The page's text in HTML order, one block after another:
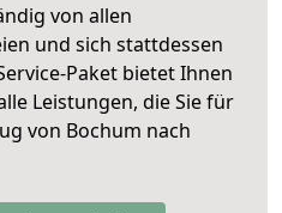
von allen
und sich stattdessen
Paket bietet Ihnen
Leistungen, die Sie für
von Bochum nach